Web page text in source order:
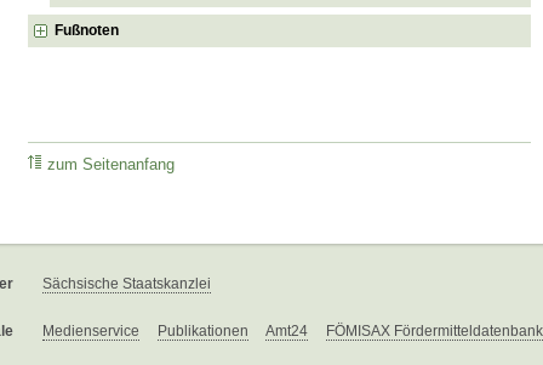
Fußnoten
zum Seitenanfang
Sächsische Staatskanzlei
Medienservice Publikationen Amt24 FÖMISAX Fördermitteldatenbank